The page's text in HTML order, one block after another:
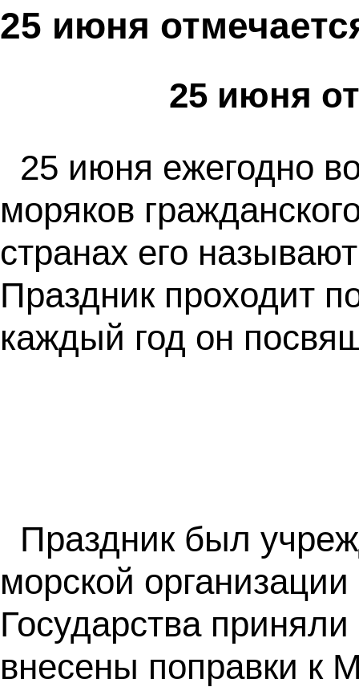
25 июня
25 июня
25 июня ежегодно
моряков
странах его
Праздник проходит
каждый год он
Праздник был
морской
Государства
внесены поправки к